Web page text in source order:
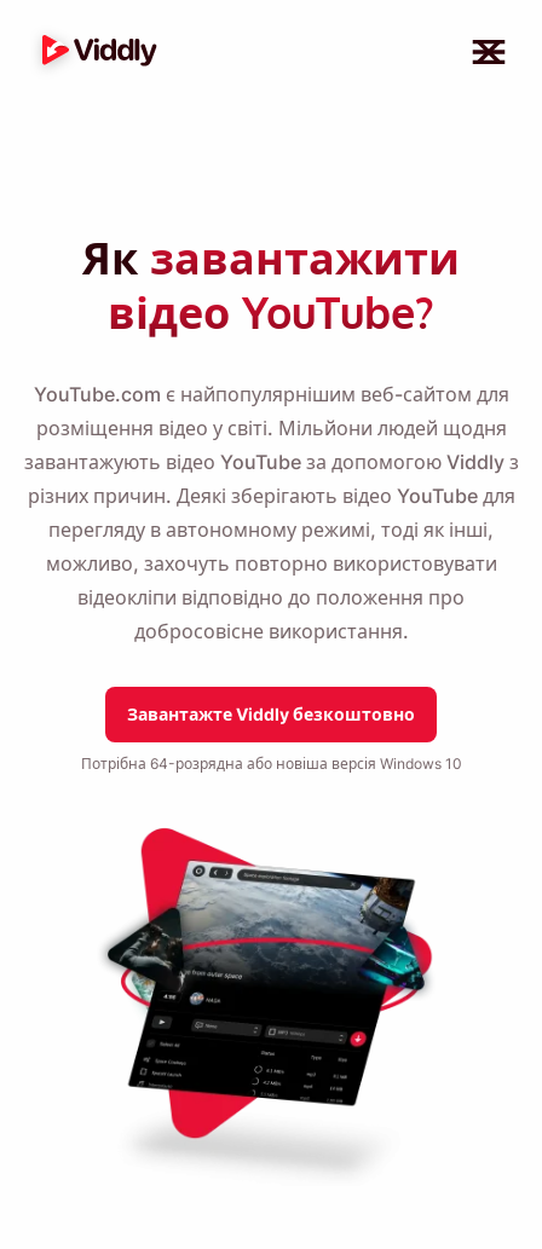
Як завантажити
відео YouTube?
YouTube.com є найпопулярнішим веб-сайтом для
розміщення відео у світі. Мільйони людей щодня
завантажують відео YouTube за допомогою Viddly з
різних причин. Деякі зберігають відео YouTube для
перегляду в автономному режимі, тоді як інші,
можливо, захочуть повторно використовувати
відеокліпи відповідно до положення про
добросовісне використання.
Завантажте Viddly безкоштовно
Потрібна 64-розрядна або новіша версія Windows 10